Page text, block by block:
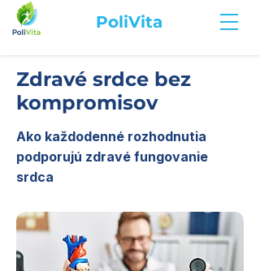
PoliVita
Zdravé srdce bez
kompromisov
Ako každodenné rozhodnutia
podporujú zdravé fungovanie
srdca